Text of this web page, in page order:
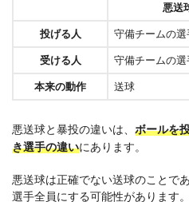
悪送
投げる人 守備チームの選
受ける人 守備チームの選
本来の動作 送球
悪送球と暴投の違いは、 ボールを
き選手の違いにあります。
悪送球は正確でない送球のことで
選手全員にする可能性があります